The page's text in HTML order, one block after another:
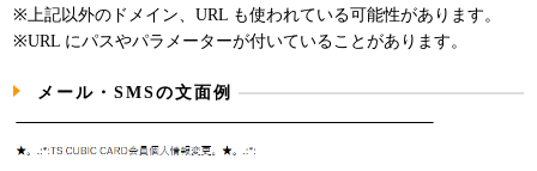
※上記以外のドメイン、URL も使われている可能性があります。
※URL にパスやパラメーターが付いていることがあります。
メール・SMSの文面例